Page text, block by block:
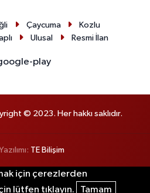
Çaycuma
Kozlu
Ulusal Resmi İlan
© 2023. Her hakkı saklıdır.
TE Bilişim
için çerezlerden
lütfen tıklayın.
Tamam